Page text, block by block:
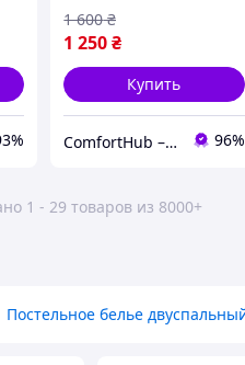
1 250₴
1 600 ₴
Купить
ComfortHub – ваш дом, ваш комфорт, ваше тепло 96%
1 - 29 товаров из 8000+
Постельное белье